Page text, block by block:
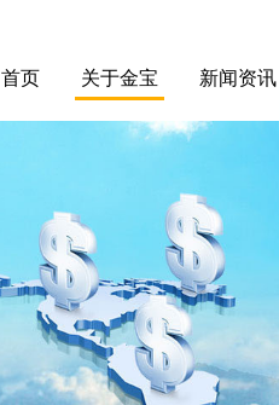
首页 关于金宝 新闻资讯